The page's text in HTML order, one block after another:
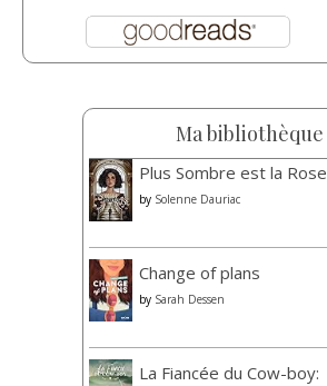
Ma bibliothèque
Plus Sombre est la Rose
by Solenne Dauriac
Change of plans
by Sarah Dessen
La Fiancée du Cow-boy: